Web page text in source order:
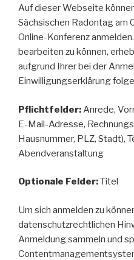
Auf dieser Webseite
Sächsischen Radontag am
Online-Konferenz
bearbeiten zu können,
aufgrund Ihrer bei der
Einwilligungserklärung
Pflichtfelder: Anrede,
E-Mail-Adresse,
Hausnummer, PLZ, Stadt),
Abendveranstaltung
Optionale Felder:Titel
Um sich anmelden zu
datenschutzrechtlichen
Anmeldung sammeln und